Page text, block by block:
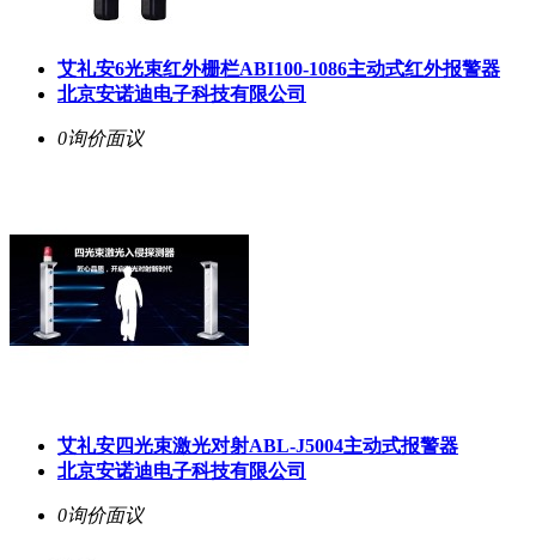
艾礼安6光束红外栅栏ABI100-1086主动式红外报警器
北京安诺迪电子科技有限公司
0询价面议
艾礼安四光束激光对射ABL-J5004主动式报警器
北京安诺迪电子科技有限公司
0询价面议